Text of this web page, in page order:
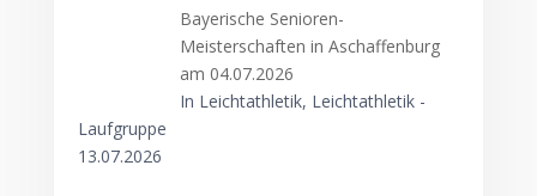
Bayerische Senioren-
Meisterschaften in Aschaffenburg
am 04.07.2026
In Leichtathletik, Leichtathletik -
Laufgruppe
13.07.2026